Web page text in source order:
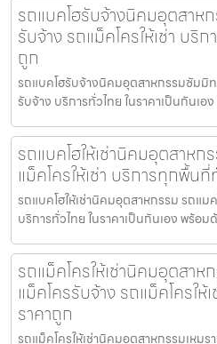
รถแบคโฮรับจ้างนิคมอุตสาห
รับจ้าง รถแม็คโครให้เช่า บริ
ถูก
รถแบคโฮรับจ้างนิคมอุตสาหกรรมซัมมิท
รับจ้าง บริการทั่วไทย ในราคาเป็นกันเ
รถแบคโฮให้เช่านิคมอุตสาหก
แม็คโครให้เช่า บริการทุกพื้น
รถแบคโฮให้เช่านิคมอุตสาหกรรม รถแม
บริการทั่วไทย ในราคาเป็นกันเอง พร้อ
รถแม็คโครให้เช่านิคมอุตสาห
แม็คโครรับจ้าง รถแม็คโครใ
ราคาถูก
รถแม็คโครให้เช่านิคมอุตสาหกรรมเหมร